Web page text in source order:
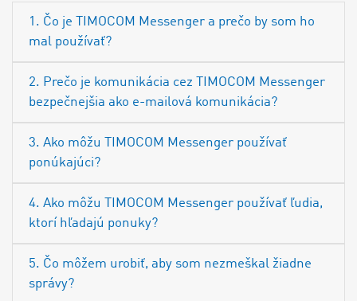
1. Čo je TIMOCOM Messenger a prečo by som ho
mal používať?
2. Prečo je komunikácia cez TIMOCOM Messenger
bezpečnejšia ako e-mailová komunikácia?
3. Ako môžu TIMOCOM Messenger používať
ponúkajúci?
4. Ako môžu TIMOCOM Messenger používať ľudia,
ktorí hľadajú ponuky?
5. Čo môžem urobiť, aby som nezmeškal žiadne
správy?